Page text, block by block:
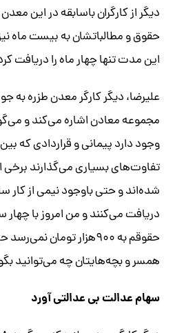
دیگر از کارگران باسابقه در این
حقوق و مطالباتشان به بیست ماه
این مدت تنها چهار ماه را دریافت
علیرضا، دیگر کارگر معدن طزره به
مجموعه معادن اشاره می‌کند و
وجود دارد پیمانی و قراردادی که
تفاوت‌های بسیاری می‌گذارند برخی
شده‌اند و حتی باوجود نیمی از کار
دریافت می‌کنند و من امروز با چهار
حقوقم به ۹۰۰هزار تومان
همسر و بچه‌هایتان چه می‌توانید
سهام عدالت بی عدالتی آورد